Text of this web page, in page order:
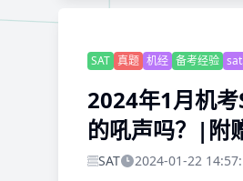
SAT 真题 机经 备考经验
2024年1月机
的吼声吗？|附
SAT 2024-01-22